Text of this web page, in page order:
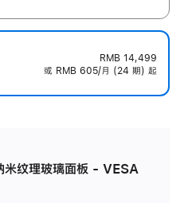
RMB 14,499
或 RMB 605/月 (24 期) 起
纹理玻璃面板 - VESA